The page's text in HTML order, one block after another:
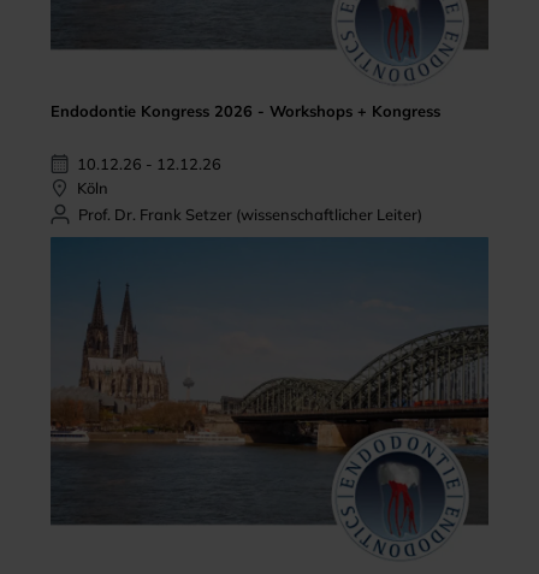
Endodontie Kongress 2026 - Workshops + Kongress
10.12.26 - 12.12.26
Köln
Prof. Dr. Frank Setzer (wissenschaftlicher Leiter)